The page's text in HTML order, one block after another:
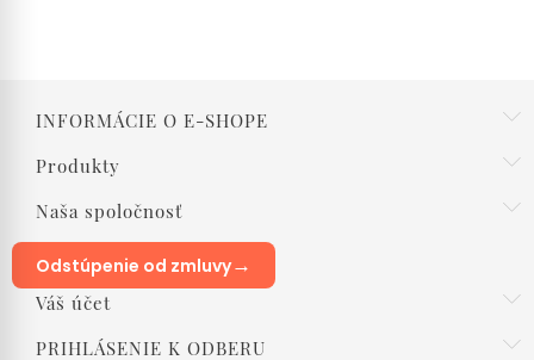
INFORMÁCIE O E-SHOPE
Produkty
Naša spoločnosť
Odstúpenie od zmluvy→
Váš účet
PRIHLÁSENIE K ODBERU